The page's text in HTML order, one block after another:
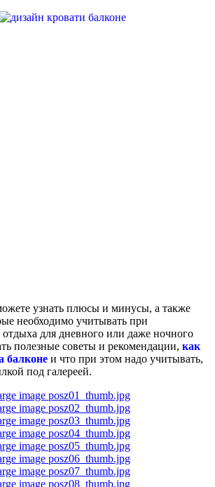
узнать плюсы и минусы, а также
необходимо учитывать при
отдыха для дневного или даже ночного
полезные советы и рекомендации, как
балконе и что при этом надо учитывать,
под галереей.